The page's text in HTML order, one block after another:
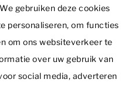
& Spa
gebruiken deze cookies
personaliseren, om functies
om ons websiteverkeer te
over uw gebruik van
social media, adverteren